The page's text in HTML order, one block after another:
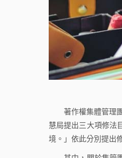
著作權集體管理團
慧局提出三大項修法
境。」依此分別提出